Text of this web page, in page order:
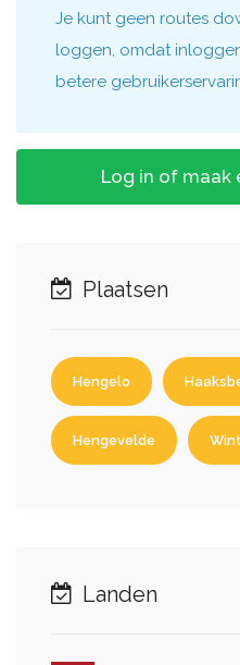
Je kunt geen routes
loggen, omdat
betere
Log in of maak
Plaatsen
Hengelo
Hengevelde
Landen